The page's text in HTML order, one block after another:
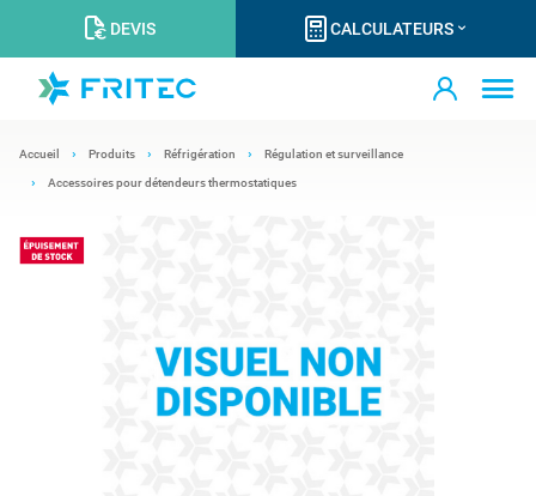
DEVIS CALCULATEURS
Accueil Produits Réfrigération Régulation et surveillance
Accessoires pour détendeurs thermostatiques